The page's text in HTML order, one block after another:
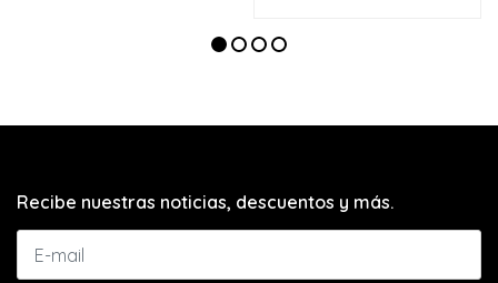
Recibe nuestras noticias, descuentos y más.